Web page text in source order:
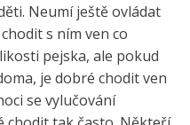
Neumí ještě ovládat
s ním ven co
pejska, ale pokud
je dobré chodit ven
se vylučování